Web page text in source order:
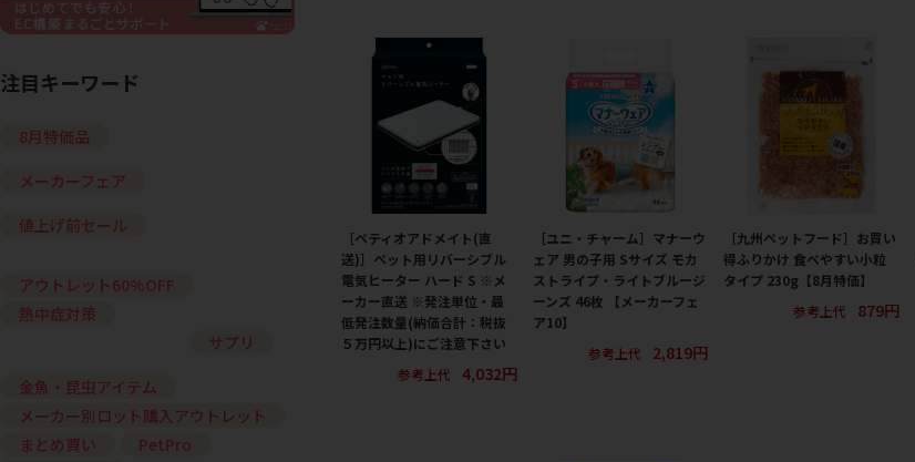
［ペティオアドメイト(直
送)］ペット用リバーシブル
電気ヒーター ハード S ※メ
ーカー直送 ※発注単位・最
低発注数量(納価合計：税抜
５万円以上)にご注意下さい
参考上代
4,032円
［ユニ・チャーム］マナーウ
ェア 男の子用 Sサイズ モカ
ストライプ・ライトブルージ
ーンズ 46枚 【メーカーフェ
ア10】
参考上代
2,819円
［九州ペットフード］お買い
得ふりかけ 食べやすい小粒
タイプ 230g【8月特価】
参考上代
879円
注目キーワード
8月特価品
メーカーフェア
値上げ前セール
アウトレット60%OFF
熱中症対策
サプリ
金魚・昆虫アイテム
メーカー別ロット購入アウトレット
まとめ買い
PetPro